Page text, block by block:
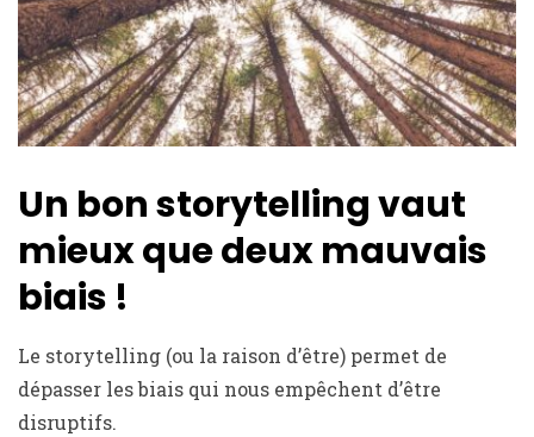
Un bon storytelling vaut
mieux que deux mauvais
biais !
Le storytelling (ou la raison d’être) permet de
dépasser les biais qui nous empêchent d’être
disruptifs.